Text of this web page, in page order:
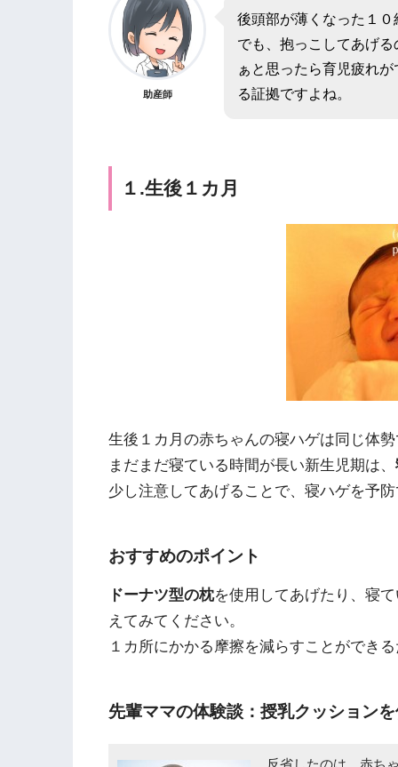
助産師
後頭部が薄くなった１
でも、抱っこしてあげ
ぁと思ったら育児疲れ
る証拠ですよね。
１.生後１カ月
生後１カ月の赤ちゃんの寝ハゲは同じ体
まだまだ寝ている時間が長い新生児期は、
少し注意してあげることで、寝ハゲを予
おすすめのポイント
ドーナツ型の枕を使用してあげたり、寝
えてみてください。
１カ所にかかる摩擦を減らすことができる
先輩ママの体験談：授乳クッション